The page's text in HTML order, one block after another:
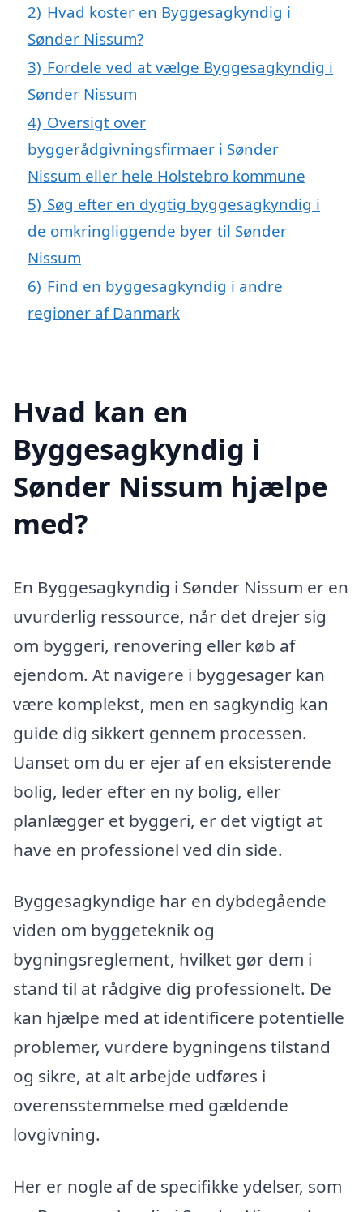
2) Hvad koster en Byggesagkyndig i
Sønder Nissum?
3) Fordele ved at vælge Byggesagkyndig i
Sønder Nissum
4) Oversigt over
byggerådgivningsfirmaer i Sønder
Nissum eller hele Holstebro kommune
5) Søg efter en dygtig byggesagkyndig i
de omkringliggende byer til Sønder
Nissum
6) Find en byggesagkyndig i andre
regioner af Danmark
Hvad kan en
Byggesagkyndig i
Sønder Nissum hjælpe
med?
En Byggesagkyndig i Sønder Nissum er en
uvurderlig ressource, når det drejer sig
om byggeri, renovering eller køb af
ejendom. At navigere i byggesager kan
være komplekst, men en sagkyndig kan
guide dig sikkert gennem processen.
Uanset om du er ejer af en eksisterende
bolig, leder efter en ny bolig, eller
planlægger et byggeri, er det vigtigt at
have en professionel ved din side.
Byggesagkyndige har en dybdegående
viden om byggeteknik og
bygningsreglement, hvilket gør dem i
stand til at rådgive dig professionelt. De
kan hjælpe med at identificere potentielle
problemer, vurdere bygningens tilstand
og sikre, at alt arbejde udføres i
overensstemmelse med gældende
lovgivning.
Her er nogle af de specifikke ydelser, som